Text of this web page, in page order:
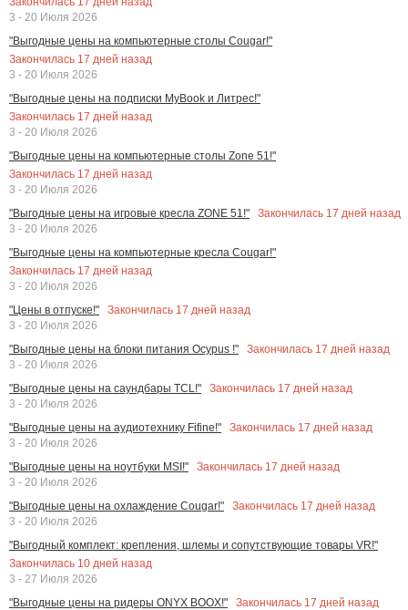
3 - 20 Июля 2026
"Выгодные цены на компьютерные столы Cougar!"
Закончилась 17 дней назад
3 - 20 Июля 2026
"Выгодные цены на подписки MyBook и Литрес!"
Закончилась 17 дней назад
3 - 20 Июля 2026
"Выгодные цены на компьютерные столы Zone 51!"
Закончилась 17 дней назад
3 - 20 Июля 2026
"Выгодные цены на игровые кресла ZONE 51!"
Закончилась 17 дней назад
3 - 20 Июля 2026
"Выгодные цены на компьютерные кресла Cougar!"
Закончилась 17 дней назад
3 - 20 Июля 2026
"Цены в отпуске!"
Закончилась 17 дней назад
3 - 20 Июля 2026
"Выгодные цены на блоки питания Ocypus !"
Закончилась 17 дней назад
3 - 20 Июля 2026
"Выгодные цены на саундбары TCL!"
Закончилась 17 дней назад
3 - 20 Июля 2026
"Выгодные цены на аудиотехнику Fifine!"
Закончилась 17 дней назад
3 - 20 Июля 2026
"Выгодные цены на ноутбуки MSI!"
Закончилась 17 дней назад
3 - 20 Июля 2026
"Выгодные цены на охлаждение Cougar!"
Закончилась 17 дней назад
3 - 20 Июля 2026
"Выгодный комплект: крепления, шлемы и сопутствующие товары VR!"
Закончилась 10 дней назад
3 - 27 Июля 2026
"Выгодные цены на ридеры ONYX BOOX!"
Закончилась 17 дней назад